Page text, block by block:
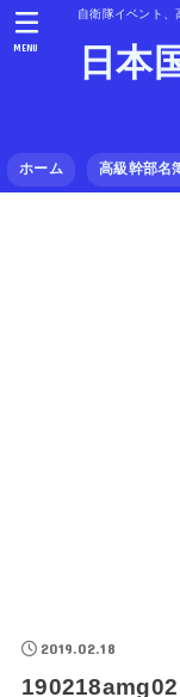
自衛隊イベント、
日本
ホーム 高級幹部名
MENU
2019.02.18
190218amg02